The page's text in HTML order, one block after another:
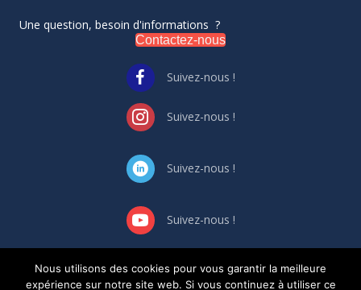
Une question, besoin d'informations ?
Contactez-nous
Suivez-nous !
Suivez-nous !
Suivez-nous !
Suivez-nous !
GESTION DES CONFLITS D’INTERETS
Nous utilisons des cookies pour vous garantir la meilleure
expérience sur notre site web. Si vous continuez à utiliser ce